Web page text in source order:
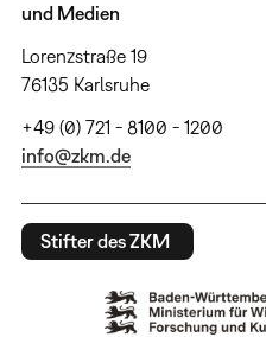
und Medien
Lorenzstraße 19
76135 Karlsruhe
+49 (0) 721 - 8100 - 1200
info@zkm.de
Stifter des ZKM